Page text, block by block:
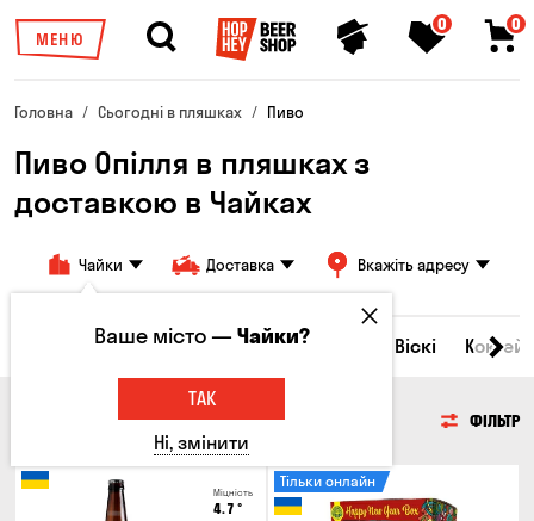
МЕНЮ
0 0
Головна Сьогодні в пляшках Пиво
Пиво Опілля в пляшках з
доставкою в Чайках
Чайки Доставка Вкажіть адресу
Всі товари Пиво Сидр Віскі
ФІЛЬТР
Міцність
4.7 °
Тільки онлайн
Ваше місто —Чайки?
ТАК
Ні, змінити